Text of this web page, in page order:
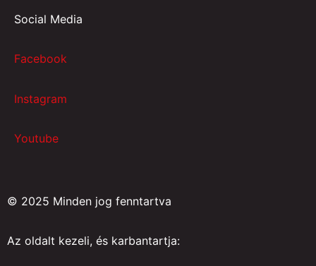
Social Media
Facebook
Instagram
Youtube
© 2025 Minden jog fenntartva
Az oldalt kezeli, és karbantartja: